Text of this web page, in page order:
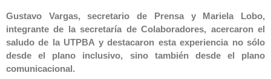
Gustavo Vargas, secretario de Prensa y Mariela Lobo,
integrante de la secretaría de Colaboradores, acercaron el
saludo de la UTPBA y destacaron esta experiencia no sólo
desde el plano inclusivo, sino también desde el plano
comunicacional.